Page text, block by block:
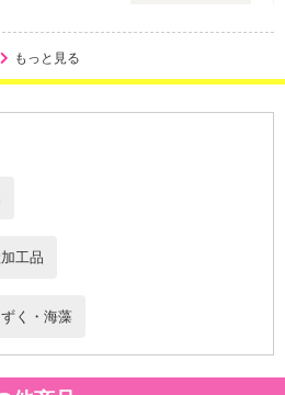
防止剤などは使用しておりません。
おいしくしています。
げております。
ます。
が育ちます。
もっと見る
工品
く・海藻